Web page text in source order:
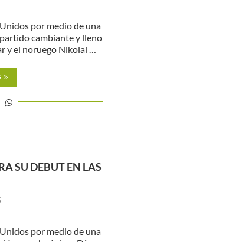
por medio de una
cambiante y lleno
y el noruego Nikolai …
SU DEBUT EN LAS
por medio de una